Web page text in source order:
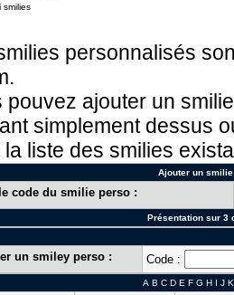
smilies
personnalisés
pouvez ajouter un
simplement dessus
la liste des smilies
Ajouter un
code du smilie perso :
Présentation sur 3
un smiley perso : Code :
A B C D E F G H I J K